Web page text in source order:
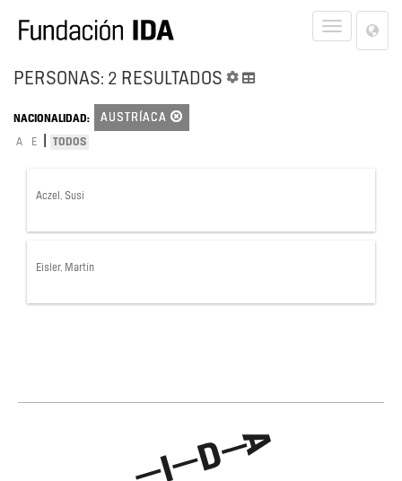
Toggle
PERSONAS: 2 RESULTADOS
NACIONALIDAD: AUSTRÍACA
A E TODOS
Aczel, Susi
Eisler, Martín